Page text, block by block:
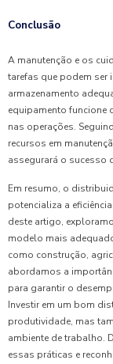
Conclusão
A manutenção e os
tarefas que podem ser
armazenamento
equipamento funcione
nas operações.
recursos em
assegurará o sucesso
Em resumo, o
potencializa a
deste artigo,
modelo mais
como construção,
abordamos a
para garantir o
Investir em um bom
produtividade, mas
ambiente de trabalho.
essas práticas e